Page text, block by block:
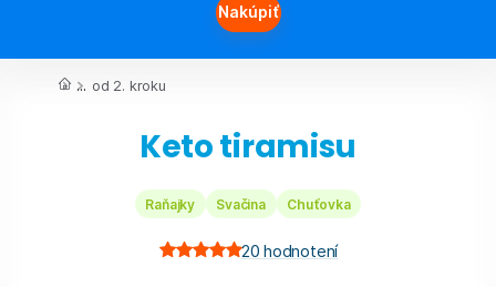
Nakúpiť
... od 2. kroku
Keto tiramisu
20 hodnotení
Raňajky Svačina Chuťovka